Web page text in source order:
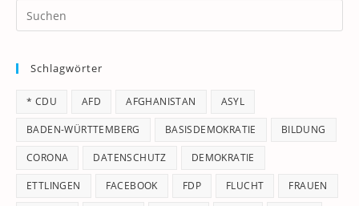
Schlagwörter
* CDU AFD AFGHANISTAN ASYL
BADEN-WÜRTTEMBERG BASISDEMOKRATIE BILDUNG
CORONA DATENSCHUTZ DEMOKRATIE
ETTLINGEN FACEBOOK FDP FLUCHT FRAUEN